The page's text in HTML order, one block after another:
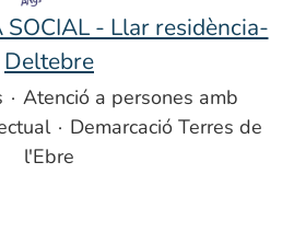
SOCIAL - Llar residència-
Deltebre
· Atenció a persones amb
· Demarcació Terres de
l'Ebre